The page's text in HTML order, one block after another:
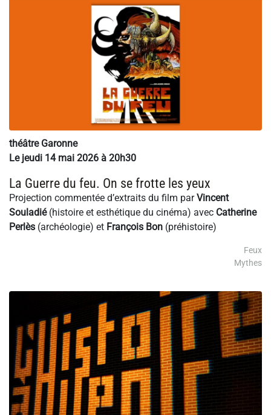
théâtre Garonne
Le jeudi 14 mai 2026 à 20h30
La Guerre du feu. On se frotte les yeux
Projection commentée d’extraits du film parVincent
Souladié(histoire et esthétique du cinéma) avec Catherine
Perlès (archéologie) et François Bon (préhistoire)
Feux
Mythes